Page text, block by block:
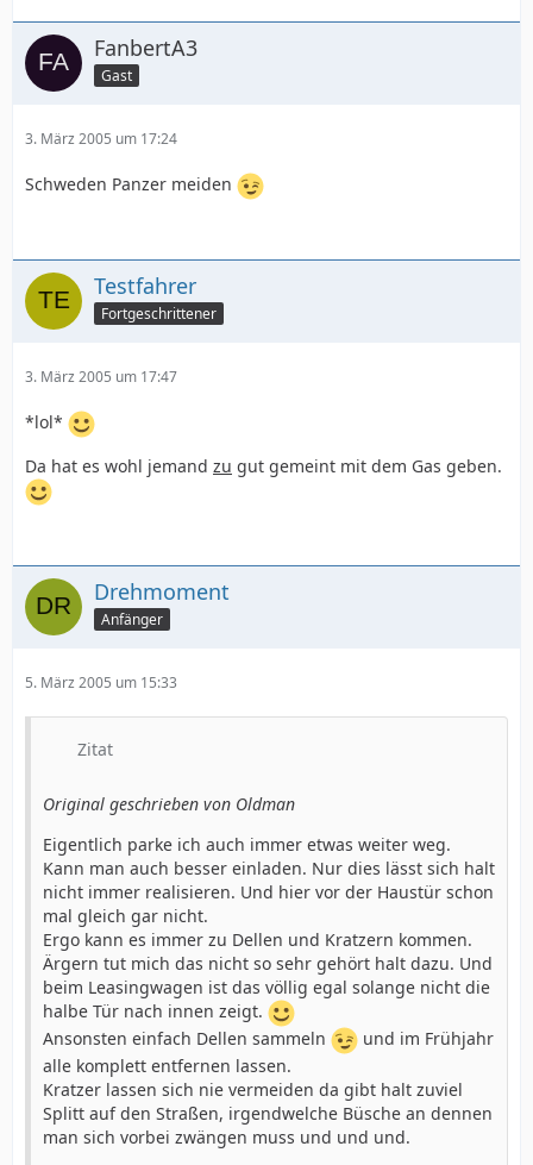
FanbertA3
Gast
3. März 2005 um 17:24
Schweden Panzer meiden
Testfahrer
Fortgeschrittener
3. März 2005 um 17:47
*lol*
Da hat es wohl jemand zu gut gemeint mit dem Gas geben.
Drehmoment
Anfänger
5. März 2005 um 15:33
Zitat
Original geschrieben von Oldman
Eigentlich parke ich auch immer etwas weiter weg.
Kann man auch besser einladen. Nur dies lässt sich halt
nicht immer realisieren. Und hier vor der Haustür schon
mal gleich gar nicht.
Ergo kann es immer zu Dellen und Kratzern kommen.
Ärgern tut mich das nicht so sehr gehört halt dazu. Und
beim Leasingwagen ist das völlig egal solange nicht die
halbe Tür nach innen zeigt.
Ansonsten einfach Dellen sammeln
und im Frühjahr
alle komplett entfernen lassen.
Kratzer lassen sich nie vermeiden da gibt halt zuviel
Splitt auf den Straßen, irgendwelche Büsche an dennen
man sich vorbei zwängen muss und und und.